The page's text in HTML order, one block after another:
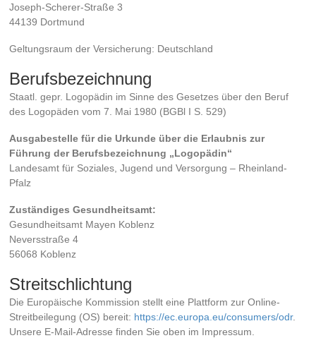
Joseph-Scherer-Straße 3
44139 Dortmund
Geltungsraum der Versicherung: Deutschland
Berufsbezeichnung
Staatl. gepr. Logopädin im Sinne des Gesetzes über den Beruf
des Logopäden vom 7. Mai 1980 (BGBl I S. 529)
Ausgabestelle für die Urkunde über die Erlaubnis zur
Führung der Berufsbezeichnung „Logopädin“
Landesamt für Soziales, Jugend und Versorgung – Rheinland-
Pfalz
Zuständiges Gesundheitsamt:
Gesundheitsamt Mayen Koblenz
Neversstraße 4
56068 Koblenz
Streitschlichtung
Die Europäische Kommission stellt eine Plattform zur Online-
Streitbeilegung (OS) bereit: https://ec.europa.eu/consumers/odr.
Unsere E-Mail-Adresse finden Sie oben im Impressum.